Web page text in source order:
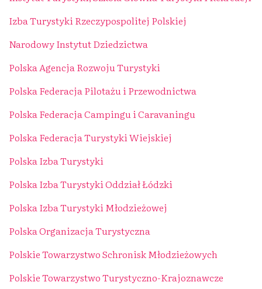
Izba Turystyki Rzeczypospolitej Polskiej
Narodowy Instytut Dziedzictwa
Polska Agencja Rozwoju Turystyki
Polska Federacja Pilotażu i Przewodnictwa
Polska Federacja Campingu i Caravaningu
Polska Federacja Turystyki Wiejskiej
Polska Izba Turystyki
Polska Izba Turystyki Oddział Łódzki
Polska Izba Turystyki Młodzieżowej
Polska Organizacja Turystyczna
Polskie Towarzystwo Schronisk Młodzieżowych
Polskie Towarzystwo Turystyczno-Krajoznawcze